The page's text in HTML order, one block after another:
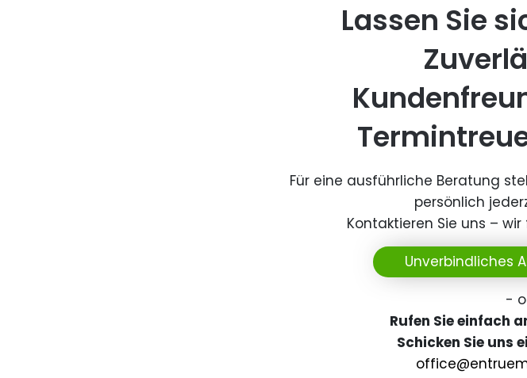
Lassen Sie
Für eine ausführliche Beratung
persönlich
Kontaktieren Sie uns –
Unverbindliches
-
Rufen Sie einfach
Schicken Sie uns